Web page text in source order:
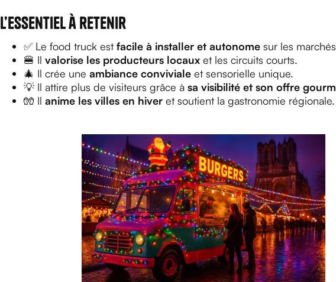
L’essentiel à retenir
✅ Le food truck est facile à installer et autonome sur les
🍔 Il valorise les producteurs locaux et les circuits courts.
🎄 Il crée une ambiance conviviale et sensorielle unique.
💡 Il attire plus de visiteurs grâce à sa visibilité et son offre
🧤 Il anime les villes en hiver et soutient la gastronomie régionale.